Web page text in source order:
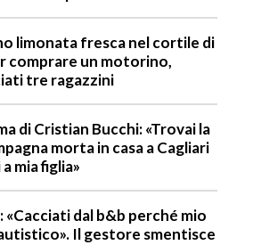
limonata fresca nel cortile di
comprare un motorino,
tre ragazzini
di Cristian Bucchi: «Trovai la
morta in casa a Cagliari
mia figlia»
«Cacciati dal b&b perché mio
Il gestore smentisce